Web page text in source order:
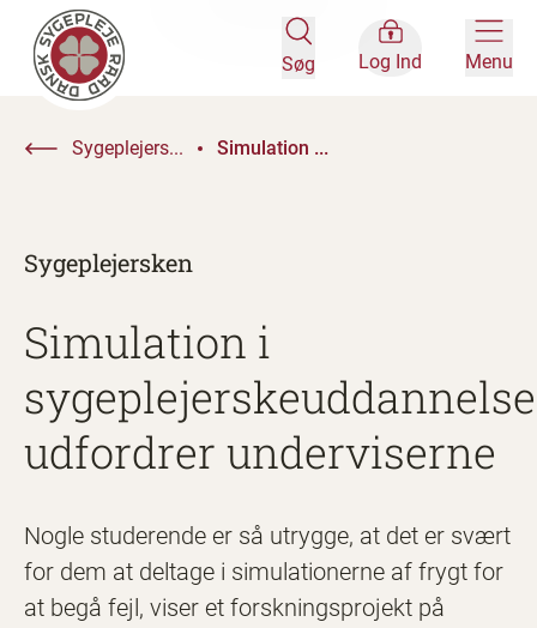
Søg Log Ind Menu
Sygeplejers... Simulation ...
Sygeplejersken
Simulation i
udfordrer underviserne
Nogle studerende er så utrygge, at det er svært
for dem at deltage i simulationerne af frygt for
at begå fejl, viser et forskningsprojekt på